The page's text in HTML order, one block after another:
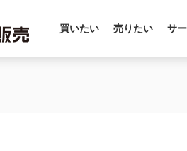
買いたい 売りたい サ